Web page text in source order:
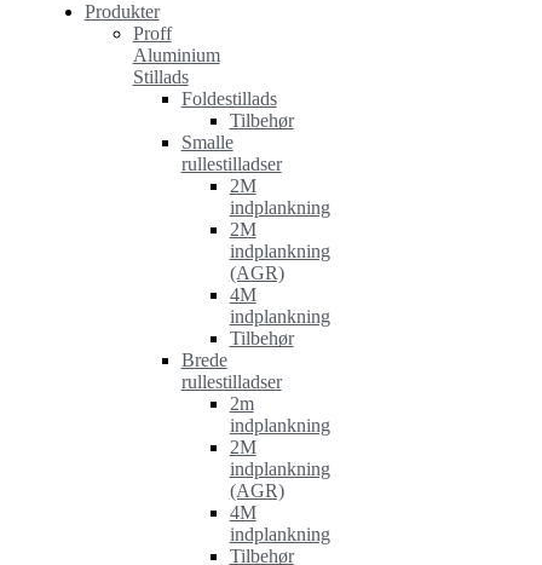
Produkter
Proff
Aluminium
Stillads
Foldestillads
Tilbehør
Smalle
rullestilladser
2M
indplankning
2M
indplankning
(AGR)
4M
indplankning
Tilbehør
Brede
rullestilladser
2m
indplankning
2M
indplankning
(AGR)
4M
indplankning
Tilbehør